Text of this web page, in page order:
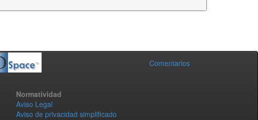
Comentarios
Normatividad
Aviso Legal
Aviso de privacidad simplificado